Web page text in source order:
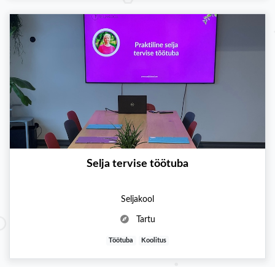
Selja tervise töötuba
Seljakool
Tartu
Töötuba Koolitus